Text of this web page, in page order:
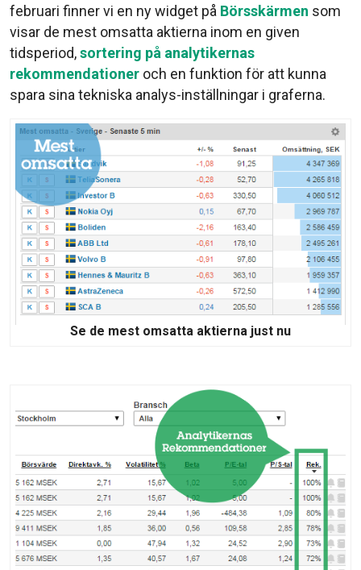
februari finner vi en ny widget på Börsskärmen som
visar de mest omsatta aktierna inom en given
tidsperiod,sortering på analytikernas
rekommendationer och en funktion för att kunna
spara sina tekniska analys-inställningar i graferna.
Se de mest omsatta aktierna just nu